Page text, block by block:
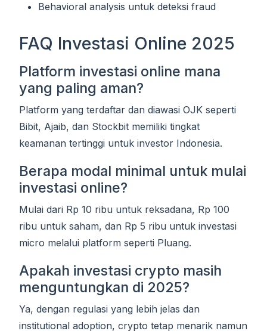
Behavioral analysis untuk deteksi fraud
FAQ Investasi Online 2025
Platform investasi online mana
yang paling aman?
Platform yang terdaftar dan diawasi OJK seperti
Bibit, Ajaib, dan Stockbit memiliki tingkat
keamanan tertinggi untuk investor Indonesia.
Berapa modal minimal untuk mulai
investasi online?
Mulai dari Rp 10 ribu untuk reksadana, Rp 100
ribu untuk saham, dan Rp 5 ribu untuk investasi
micro melalui platform seperti Pluang.
Apakah investasi crypto masih
menguntungkan di 2025?
Ya, dengan regulasi yang lebih jelas dan
institutional adoption, crypto tetap menarik namun